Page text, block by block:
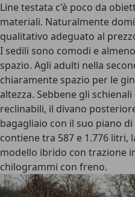
Line testata c'è poco da
materiali. Naturalmente
qualitativo adeguato al
I sedili sono comodi e
spazio. Agli adulti nella
chiaramente spazio per le
altezza. Sebbene gli
reclinabili, il divano
bagagliaio con il suo piano
contiene tra 587 e 1.776 litri,
modello ibrido con trazione
chilogrammi con freno.